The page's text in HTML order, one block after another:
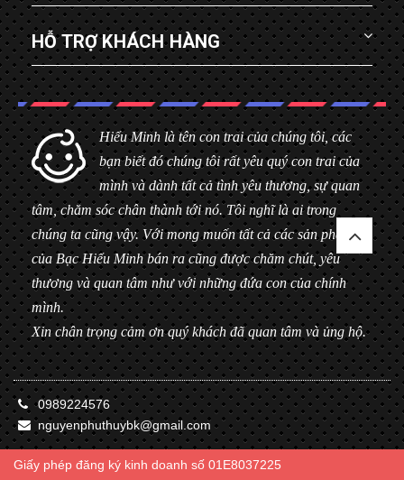
HỖ TRỢ KHÁCH HÀNG
Hiểu Minh là tên con trai của chúng tôi, các
bạn biết đó chúng tôi rất yêu quý con trai của
mình và dành tất cả tình yêu thương, sự quan
tâm, chăm sóc chân thành tới nó. Tôi nghĩ là ai trong
chúng ta cũng vậy. Với mong muốn tất cả các sản phẩm
của Bạc Hiểu Minh bán ra cũng được chăm chút, yêu
thương và quan tâm như với những đứa con của chính
mình.
Xin chân trọng cảm ơn quý khách đã quan tâm và ủng hộ.
0989224576
nguyenphuthuybk@gmail.com
Giấy phép đăng ký kinh doanh số 01E8037225